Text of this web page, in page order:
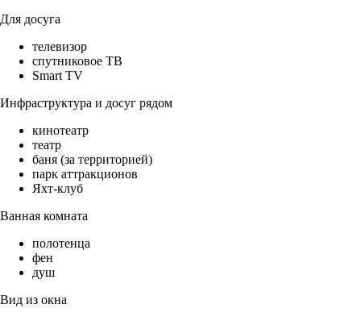
Для досуга
телевизор
спутниковое ТВ
Smart TV
Инфраструктура и досуг рядом
кинотеатр
театр
баня (за территорией)
парк аттракционов
Яхт-клуб
Ванная комната
полотенца
фен
душ
Вид из окна